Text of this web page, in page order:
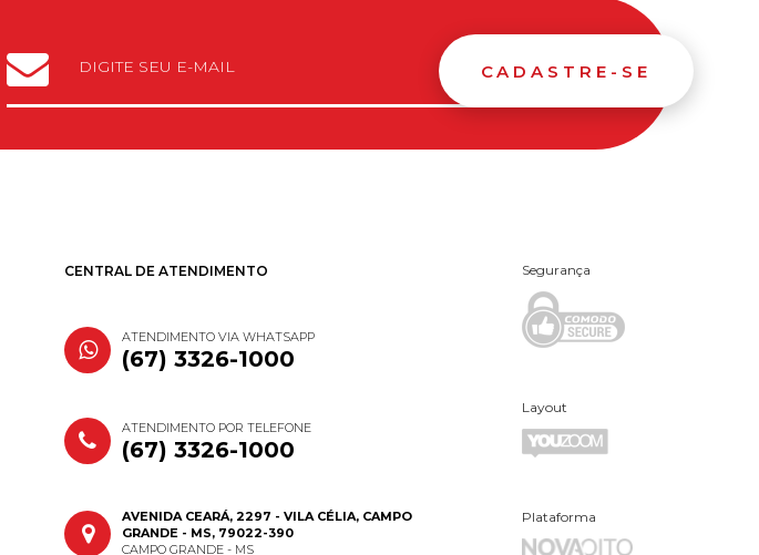
CADASTRE-SE
CENTRAL DE ATENDIMENTO
ATENDIMENTO VIA WHATSAPP
(67) 3326-1000
ATENDIMENTO POR TELEFONE
(67) 3326-1000
AVENIDA CEARÁ, 2297 - VILA CÉLIA, CAMPO
GRANDE - MS, 79022-390
CAMPO GRANDE - MS
Segurança
Layout
Plataforma